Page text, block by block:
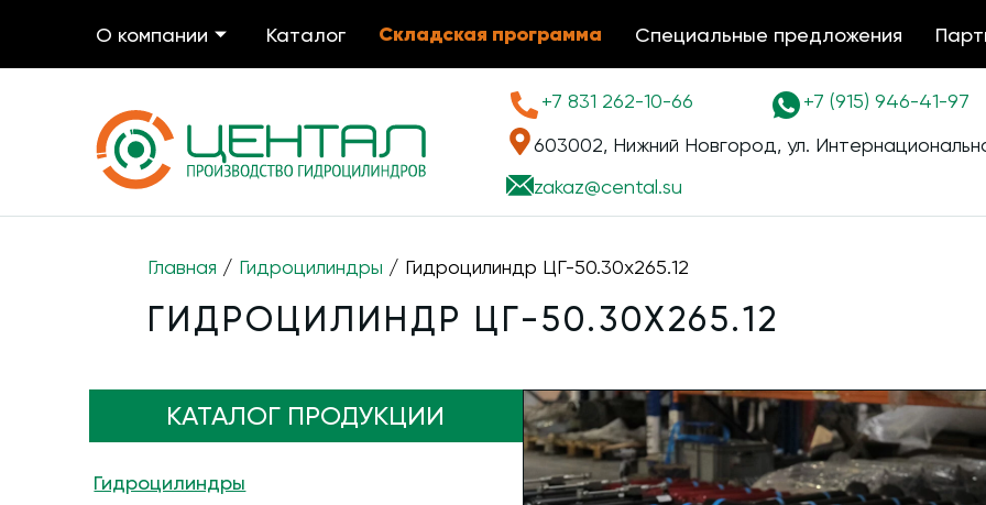
О компании Каталог Складская программа Специальные предложения
+7 831 262-10-66
+7 (915) 946-41-97
603002, Нижний Новгород, ул.
zakaz@cental.su
Главная / Гидроцилиндры / Гидроцилиндр ЦГ-50.30х265.12
ГИДРОЦИЛИНДР ЦГ-50.30Х265.12
КАТАЛОГ ПРОДУКЦИИ
Гидроцилиндры